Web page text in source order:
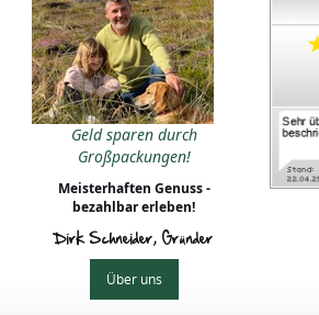
Geld sparen durch
Großpackungen!
Meisterhaften Genuss -
bezahlbar erleben!
Dirk Schneider, Gründer
Über uns